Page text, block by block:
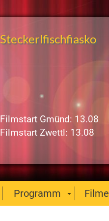
Steckerlfischfiasko
Filmstart Gmünd: 13.08
Filmstart Zwettl: 13.08
Programm Filme